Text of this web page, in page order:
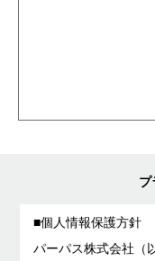
プ
個人情報保護方針
パーパス株式会社（